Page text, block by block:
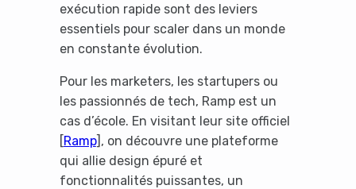
exécution rapide sont des leviers
essentiels pour scaler dans un monde
en constante évolution.
Pour les marketers, les startupers ou
les passionnés de tech, Ramp est un
cas d’école. En visitant leur site officiel
[Ramp], on découvre une plateforme
qui allie design épuré et
fonctionnalités puissantes, un